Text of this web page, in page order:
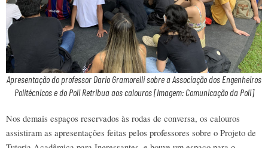
Apresentação do professor Dario Gramorelli sobre a Associação dos Engenheiros
Politécnicos e do Poli Retribua aos calouros [Imagem: Comunicação da Poli]
Nos demais espaços reservados às rodas de conversa, os calouros
assistiram as apresentações feitas pelos professores sobre o Projeto de